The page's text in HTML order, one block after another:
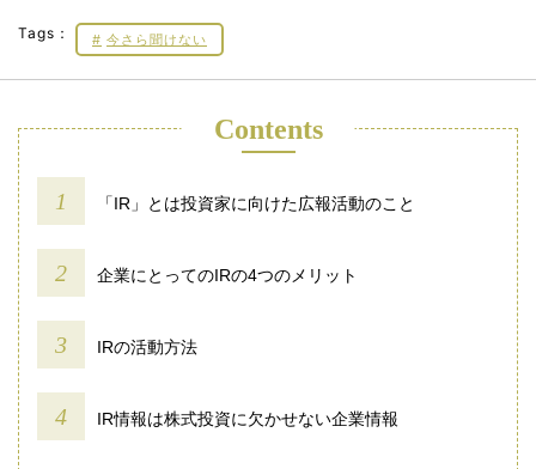
Tags： 今さら聞けない
Contents
「IR」とは投資家に向けた広報活動のこと
企業にとってのIRの4つのメリット
IRの活動方法
IR情報は株式投資に欠かせない企業情報